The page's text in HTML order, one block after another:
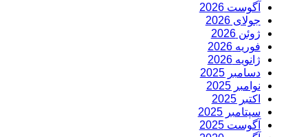
آگوست 2026
جولای 2026
ژوئن 2026
فوریه 2026
ژانویه 2026
دسامبر 2025
نوامبر 2025
اکتبر 2025
سپتامبر 2025
آگوست 2025